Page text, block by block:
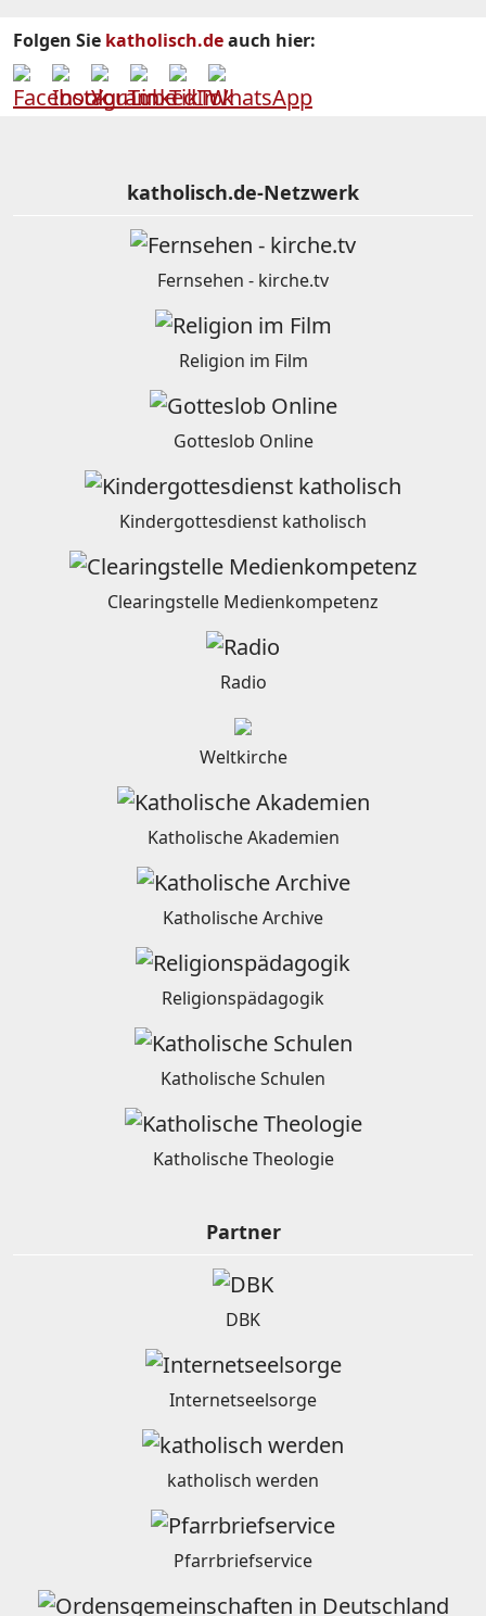
Folgen Sie katholisch.deauch hier:
katholisch.de-Netzwerk
Fernsehen - kirche.tv
Religion im Film
Gotteslob Online
Kindergottesdienst katholisch
Clearingstelle Medienkompetenz
Radio
Weltkirche
Katholische Akademien
Katholische Archive
Religionspädagogik
Katholische Schulen
Katholische Theologie
Partner
DBK
Internetseelsorge
katholisch werden
Pfarrbriefservice